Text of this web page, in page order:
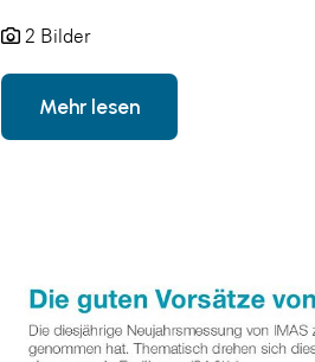
2 Bilder
Mehr lesen